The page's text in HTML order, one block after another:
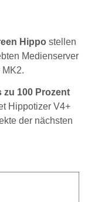
Hippo stellen
Medienserver
100 Prozent
Hippotizer V4+
der nächsten